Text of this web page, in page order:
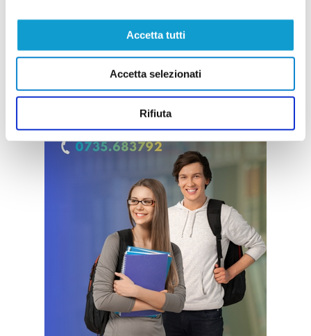
Accetta tutti
Accetta selezionati
Rifiuta